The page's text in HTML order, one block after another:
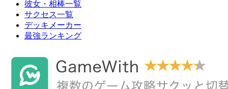
彼女・相棒一覧
サクセス一覧
デッキメーカー
最強ランキング